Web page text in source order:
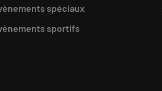
spéciaux
sportifs